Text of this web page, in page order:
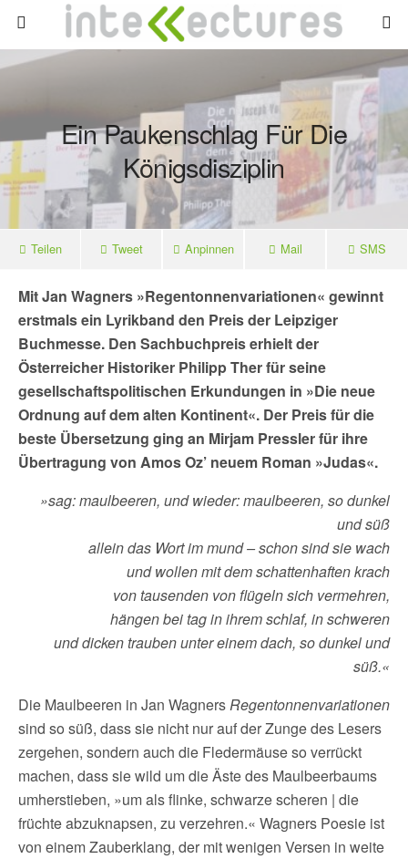
Ein Paukenschlag Für Die
Königsdisziplin
Teilen Tweet Anpinnen Mail SMS
Mit Jan Wagners »Regentonnenvariationen« gewinnt
erstmals ein Lyrikband den Preis der Leipziger
Buchmesse. Den Sachbuchpreis erhielt der
Österreicher Historiker Philipp Ther für seine
gesellschaftspolitischen Erkundungen in »Die neue
Ordnung auf dem alten Kontinent«. Der Preis für die
beste Übersetzung ging an Mirjam Pressler für ihre
Übertragung von Amos Oz’ neuem Roman »Judas«.
»sag: maulbeeren, und wieder: maulbeeren, so dunkel
und süß
allein das Wort im mund – schon sind sie wach
und wollen mit dem schattenhaften krach
von tausenden von flügeln sich vermehren,
hängen bei tag in ihrem schlaf, in schweren
und dicken trauben unter einem dach, so dunkel und
süß.«
Die Maulbeeren in Jan WagnersRegentonnenvariationen
sind so süß, dass sie nicht nur auf der Zunge des Lesers
zergehen, sondern auch die Fledermäuse so verrückt
machen, dass sie wild um die Äste des Maulbeerbaums
umherstieben, »um als flinke, schwarze scheren | die
früchte abzuknapsen, zu verzehren.« Wagners Poesie ist
von einem Zauberklang, der mit wenigen Versen in weite